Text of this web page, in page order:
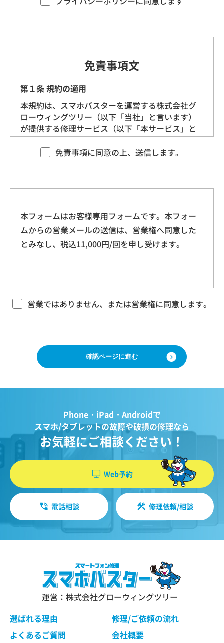
す。）を定めます。
第1条（プライバシー情報）
人情報保護法にいう「個人情報」を指すものと
し、生存する個人に関する情報であって、当該
号、連絡先その他の記述等により特定の個人を
識別できる情報を指します。
プライバシー情報のうち「履歴情報および特性
情報」とは、上記に定める「個人情報」以外の
ド、ご利用日時、ご利用の方法、ご利用環境、
郵便番号や性別、職業、年齢、ユーザーのIPア
ドレス、クッキー情報、位置情報、端末の個体
識別情報などを指します。
当社は、ユーザーが利用する際に氏名、生年月
号などの個人情報をお尋ねすることがありま
す。また、ユーザーと提携先などとの間でなさ
済に関する情報を当社の提携先（情報提供元、
携先｣といいます。）などから収集することがあ
ります。
当社は、ユーザーについて、利用したサービス
やソフトウエア、購入した商品、閲覧したペー
ジや広告の履歴、検索した検索キーワード、利
用日時、利用方法、利用環境（携帯端末を通じ
てご利用の場合の当該端末の通信状態、利用に
際しての各種設定情報なども含みます）、IPア
ドレス、クッキー情報、位置情報、端末の個体
識別情報などの履歴情報および特性情報を、ユ
はページを閲覧する際に収集します。
第３条（個人情報を収集・利用する目的）
当社が個人情報を収集・利用する目的は、以下の
とおりです。
免責事項文
第１条 規約の適用
本規約は、スマホバスターを運営する株式会社グ
ローウィングツリー（以下「当社」と言います）
が提供する修理サービス（以下「本サービス」と
言います）に適用される基本的な条件を定めるも
のです。 当社は、本規約に沿ってお客様に本サー
ご利用くださいますようお願いいたします。
第２条 契約の成立
本規約に基づく本サービスに関する契約は、お客
様が修理をご希望になる携帯電話（以下「修理依
て必要事項および本サービス提供の可否等を確認
の後、当社がお客様のご依頼を承諾することをも
サービスを提供できない場合があり、当社の任意
の判断でご依頼をお断りする場合がございますの
当社は、お客様の携帯電話が故障した場合、その
機能・性能を修復・維持することを目的として、
本サービスを提供致します。お客様の利用目的や
機能・性能に関する特別のご要望等に合致する状
態にすることをお約束するものではありません。
修理依頼品の点検作業の結果、その状態・状況に
よっては修理等の処理ができない場合があります
ので、ご了承ください。 当社は、お客様の修理依
頼品の状態、故障部分あるいは当社の事情によ
り、修理による対応が不可能、困難または合理的
の製品・異機種を含みます）（以下「交換品」と
言います）と修理依頼品との交換をもって、本サ
ービスの提供とさせていただく場合がございま
す。交換品との交換にご同意いただけない場合
として取り扱わせていただきます。
免責事項に同意の上、送信します。
本フォームはお客様専用フォームです。本フォー
ムからの営業メールの送信は、営業権へ同意した
とみなし、税込11,000円/回を申し受けます。
営業ではありません、または営業権に同意します。
Phone・iPad・Androidで
スマホ/タブレットの故障や破損の修理なら
お気軽にご相談ください！
Web予約
電話相談 修理依頼/相談
運営：株式会社グローウィングツリー
選ばれる理由
修理/ご依頼の流れ
よくあるご質問
会社概要